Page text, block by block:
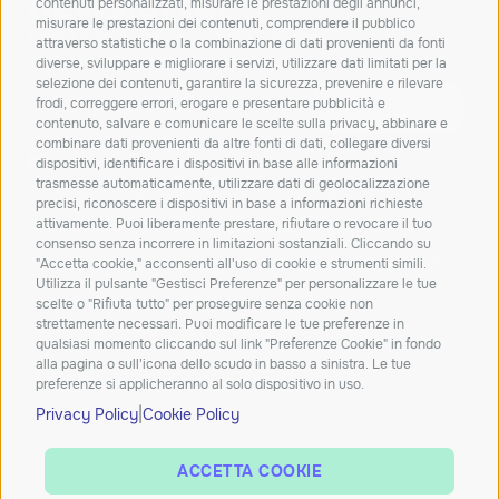
misurare le prestazioni dei contenuti, comprendere il pubblico
attraverso statistiche o la combinazione di dati provenienti da fonti
diverse, sviluppare e migliorare i servizi, utilizzare dati limitati per la
selezione dei contenuti, garantire la sicurezza, prevenire e rilevare
frodi, correggere errori, erogare e presentare pubblicità e
contenuto, salvare e comunicare le scelte sulla privacy, abbinare e
combinare dati provenienti da altre fonti di dati, collegare diversi
dispositivi, identificare i dispositivi in base alle informazioni
trasmesse automaticamente, utilizzare dati di geolocalizzazione
precisi, riconoscere i dispositivi in base a informazioni richieste
attivamente. Puoi liberamente prestare, rifiutare o revocare il tuo
consenso senza incorrere in limitazioni sostanziali. Cliccando su
"Accetta cookie," acconsenti all'uso di cookie e strumenti simili.
Utilizza il pulsante "Gestisci Preferenze" per personalizzare le tue
scelte o "Rifiuta tutto" per proseguire senza cookie non
strettamente necessari. Puoi modificare le tue preferenze in
qualsiasi momento cliccando sul link "Preferenze Cookie" in fondo
alla pagina o sull'icona dello scudo in basso a sinistra. Le tue
preferenze si applicheranno al solo dispositivo in uso.
Privacy Policy Cookie Policy
ACCETTA COOKIE
Resta aggiornato su novità, soluzioni e
approfondimenti dal mondo IT.
Dichiaro di aver letto e accetto laprivacy policy
ISCRIVITI
Carta dei serviziQualità dei serviziConciliaWeb
Trasparenza tariffariaTrasparenza tecnicaAssistenza clienti
Azienda beneficiaria del contributo nell’ambito del PR FESR
2021-2027